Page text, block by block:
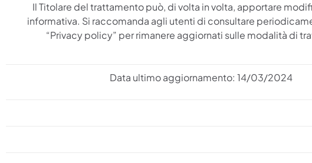
Il Titolare del trattamento può, di volta in volta, apportare
informativa. Si raccomanda agli utenti di consultare
“Privacy policy” per rimanere aggiornati sulle modalità di
Data ultimo aggiornamento: 14/03/2024